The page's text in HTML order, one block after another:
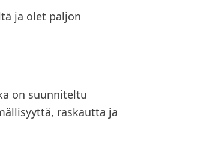
ja olet paljon
on suunniteltu
raskautta ja